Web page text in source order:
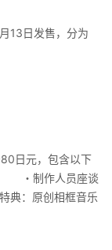
13日发售，分为
日元，包含以下
・制作人员座谈
：原创相框音乐